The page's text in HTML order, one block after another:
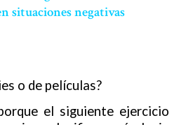
situaciones negativas
o de películas?
el siguiente ejercicio